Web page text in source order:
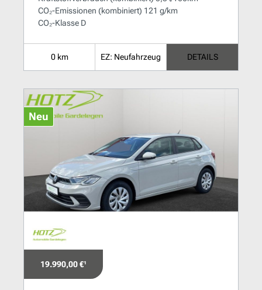
CO₂-Emissionen (kombiniert) 121 g/km
CO₂-Klasse D
0 km EZ: Neufahrzeug DETAILS
Neu
19.990,00 €¹